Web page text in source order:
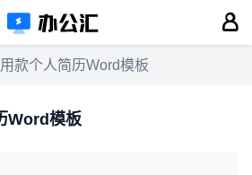
款个人简历Word模板
Word模板